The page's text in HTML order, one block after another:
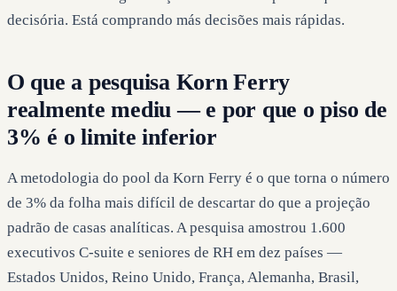
decisória. Está comprando más decisões mais rápidas.
O que a pesquisa Korn Ferry
realmente mediu — e por que o piso de
3% é o limite inferior
A metodologia do pool da Korn Ferry é o que torna o número
de 3% da folha mais difícil de descartar do que a projeção
padrão de casas analíticas. A pesquisa amostrou 1.600
executivos C-suite e seniores de RH em dez países —
Estados Unidos, Reino Unido, França, Alemanha, Brasil,